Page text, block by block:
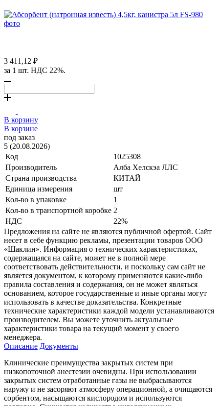
3 411,12 ₽
за 1 шт. НДС 22%.
В корзину
В корзине
под заказ
5 (20.08.2026)
Код
1025308
Производитель
Алба Хелскэа ЛЛС
Страна производства
КИТАЙ
Единица измерения
шт
Кол-во в упаковке
1
Кол-во в транспортной коробке 2
НДС
22%
Предложения на сайте не являются публичной офертой. Сайт
несет в себе функцию рекламы, презентации товаров ООО
«Шаклин». Информация о технических характеристиках,
содержащаяся на сайте, может не в полной мере
соответствовать действительности, и поскольку сам сайт не
является документом, к которому применяются какие-либо
правила составления и содержания, он не может являться
основанием, которое государственные и иные органы могут
использовать в качестве доказательства. Конкретные
технические характеристики каждой модели устанавливаются
производителем. Вы можете уточнить актуальные
характеристики товара на текущий момент у своего
менеджера.
Описание Документы
Клинические преимущества закрытых систем при
низкопоточной анестезии очевидны. При использовании
закрытых систем отработанные газы не выбрасываются
наружу и не засоряют атмосферу операционной, а очищаются
сорбентом, насыщаются кислородом и используются